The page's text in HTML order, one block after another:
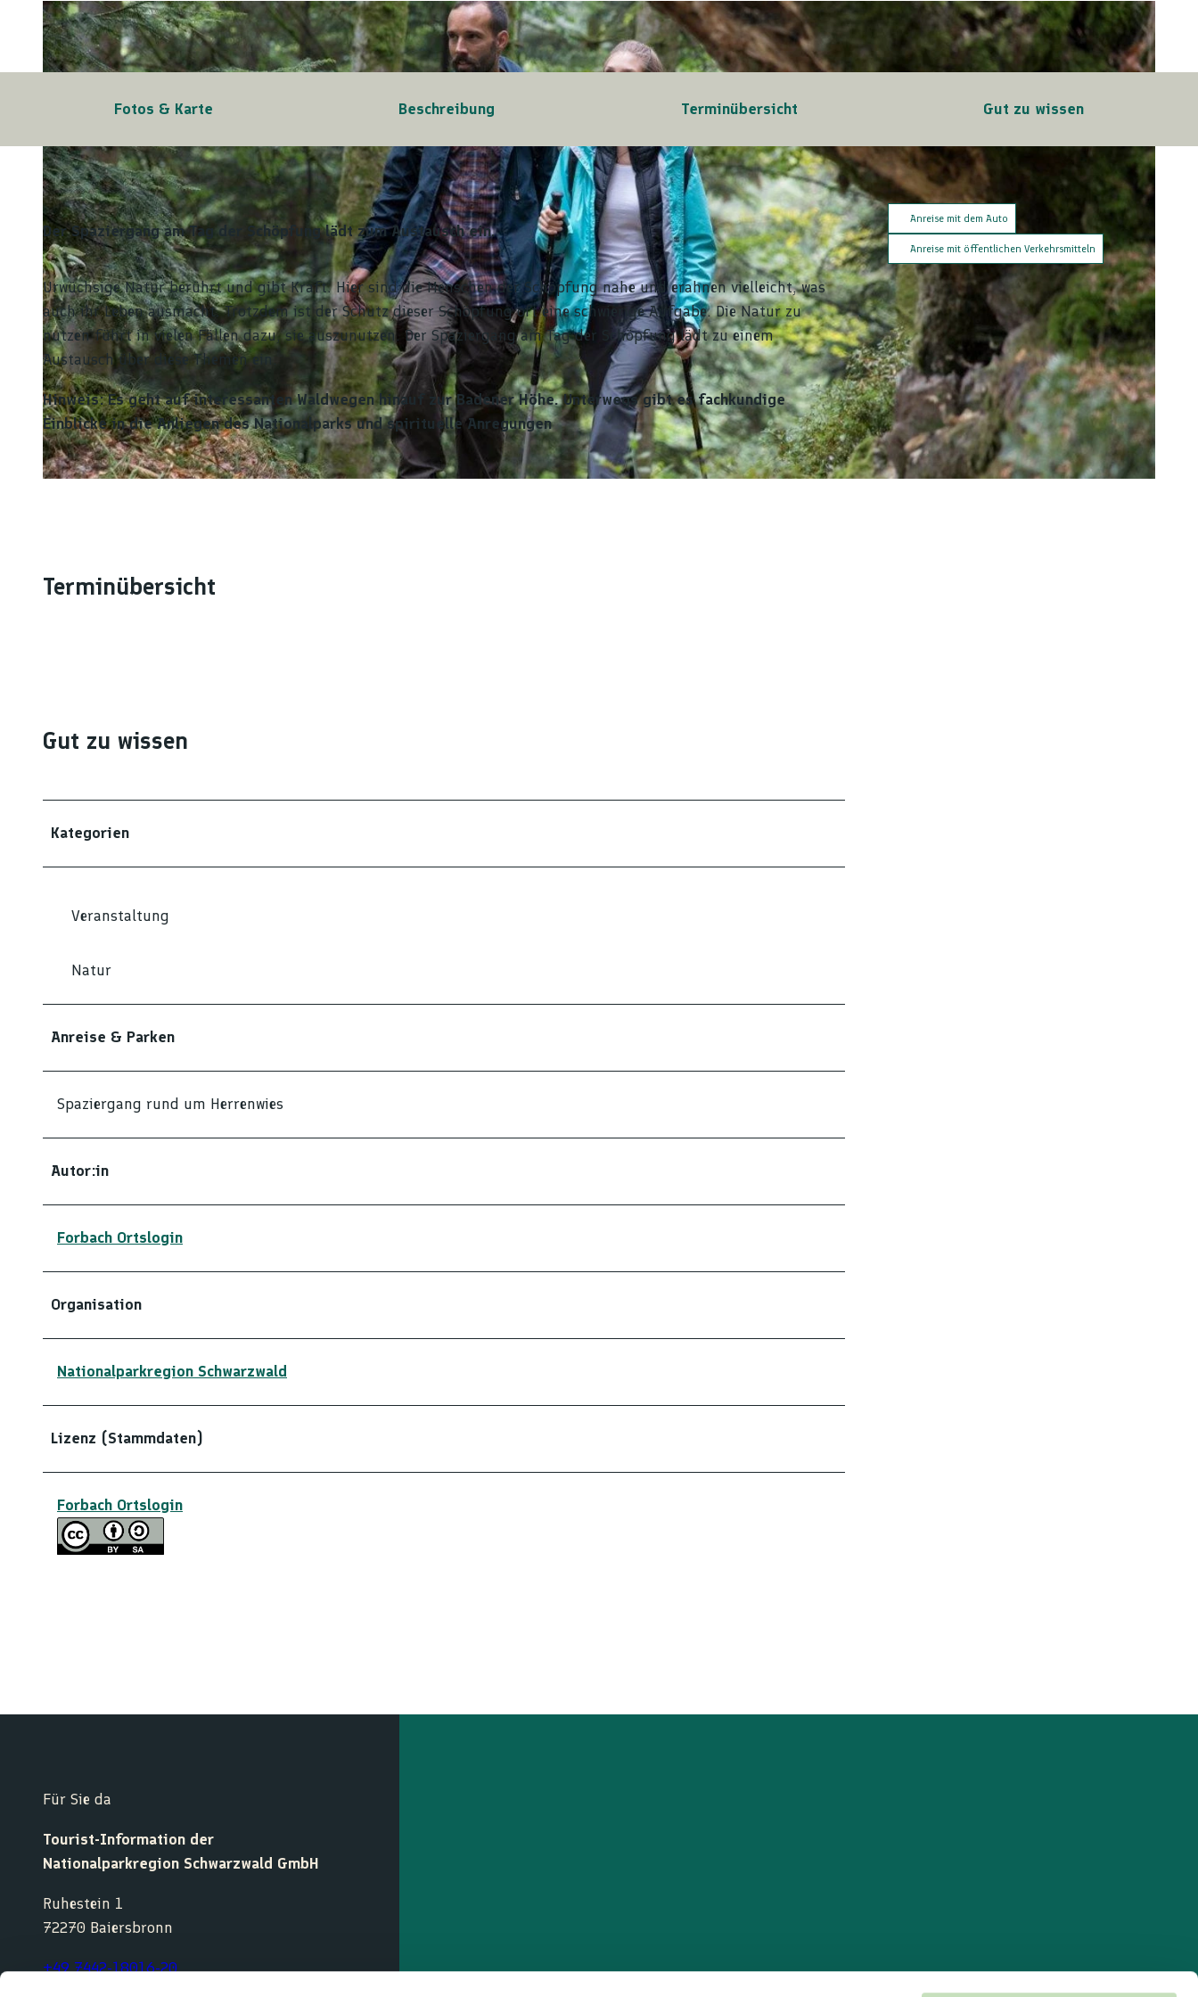
Fotos & Karte Beschreibung Terminübersicht Gut zu wissen
Der Spaziergang am Tag der Schöpfung lädt zum Austausch ein.
Urwüchsige Natur berührt und gibt Kraft. Hier sind die Menschen der Schöpfung nahe und erahnen vielleicht, was
auch ihr Leben ausmacht. Trotzdem ist der Schutz dieser Schöpfung oft eine schwierige Aufgabe. Die Natur zu
nutzen führt in vielen Fällen dazu, sie auszunutzen. Der Spaziergang am Tag der Schöpfung lädt zu einem
Austausch über diese Themen ein.
Hinweis: Es geht auf interessanten Waldwegen hinauf zur Badener Höhe. Unterwegs gibt es fachkundige
Einblicke in die Anliegen des Nationalparks und spirituelle Anregungen
Terminübersicht
Gut zu wissen
Kategorien
Veranstaltung
Natur
Anreise & Parken
Spaziergang rund um Herrenwies
Autor:in
Forbach Ortslogin
Organisation
Nationalparkregion Schwarzwald
Lizenz (Stammdaten)
Forbach Ortslogin
Anreise mit dem Auto
Anreise mit öffentlichen Verkehrsmitteln
Für Sie da
Tourist-Information der
Nationalparkregion Schwarzwald GmbH
Ruhestein 1
72270 Baiersbronn
+49 7442-18016-20